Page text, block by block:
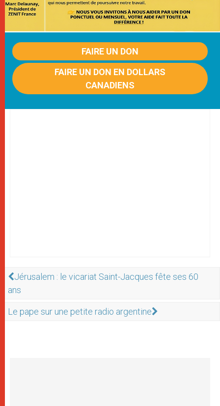
FAIRE UN DON
FAIRE UN DON EN DOLLARS
CANADIENS
Jérusalem : le vicariat Saint-Jacques fête ses 60
ans
Le pape sur une petite radio argentine